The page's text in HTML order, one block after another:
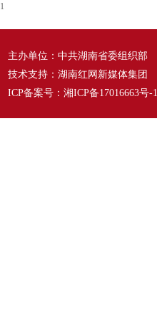
1
主办单位：中共湖南省委组织部
技术支持：湖南红网新媒体集团
ICP备案号： 湘ICP备17016663号-1